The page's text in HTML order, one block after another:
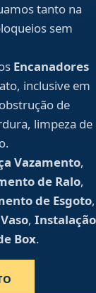
tanto na
sem
Encanadores
inclusive em
de
limpeza de
Vazamento,
de Ralo,
de Esgoto,
, Instalação
Box.